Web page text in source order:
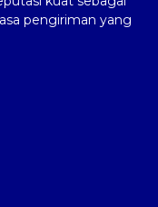
pengiriman yang